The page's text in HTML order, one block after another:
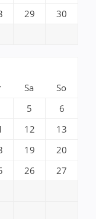
29
30
Sa
So
5
6
12
13
19
20
26
27